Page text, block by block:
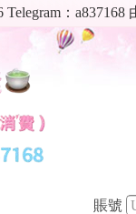
：
賬號